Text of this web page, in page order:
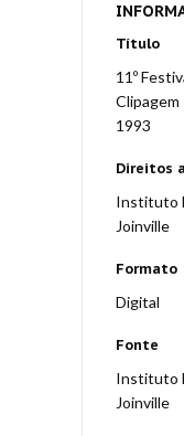
Título
11º
Clipagem
1993
Direitos
Instituto
Joinville
Formato
Digital
Fonte
Instituto
Joinville